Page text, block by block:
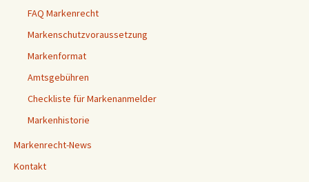
FAQ Markenrecht
Markenschutzvoraussetzung
Markenformat
Amtsgebühren
Checkliste für Markenanmelder
Markenhistorie
Markenrecht-News
Kontakt